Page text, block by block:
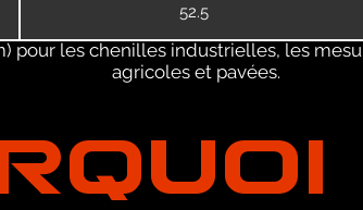
52.5
pour les chenilles industrielles, les
agricoles et pavées.